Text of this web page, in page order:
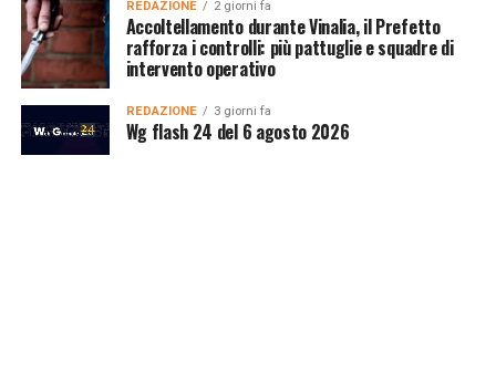
REDAZIONE 2 giorni fa
Accoltellamento durante Vinalia, il Prefetto
rafforza i controlli: più pattuglie e squadre di
intervento operativo
REDAZIONE 3 giorni fa
Wg flash 24 del 6 agosto 2026